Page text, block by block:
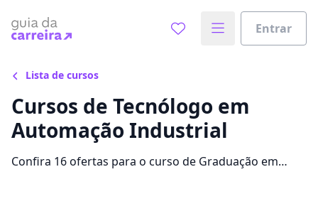
Entrar
Lista de cursos
Cursos de Tecnólogo em
Automação Industrial
Confira 16 ofertas para o curso de Graduação em